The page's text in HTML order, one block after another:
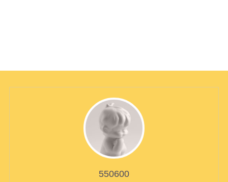
550600